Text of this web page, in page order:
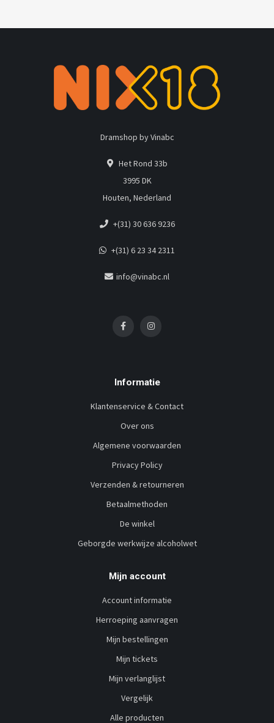
Dramshop by Vinabc
Het Rond 33b
3995 DK
Houten, Nederland
+(31) 30 636 9236
+(31) 6 23 34 2311
info@vinabc.nl
Informatie
Klantenservice & Contact
Over ons
Algemene voorwaarden
Privacy Policy
Verzenden & retourneren
Betaalmethoden
De winkel
Geborgde werkwijze alcoholwet
Mijn account
Account informatie
Herroeping aanvragen
Mijn bestellingen
Mijn tickets
Mijn verlanglijst
Vergelijk
Alle producten